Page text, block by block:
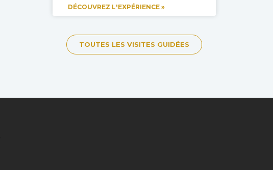
DÉCOUVREZ L'EXPÉRIENCE »
TOUTES LES VISITES GUIDÉES